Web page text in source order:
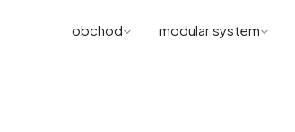
obchod modular system